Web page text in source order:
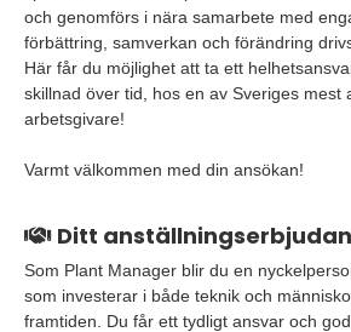
och genomförs i nära samarbete med
förbättring, samverkan och förändring
Här får du möjlighet att ta ett
skillnad över tid, hos en av Sveriges mest
arbetsgivare!
Varmt välkommen med din ansökan!
Ditt
Som Plant Manager blir du en
som investerar i både teknik och
framtiden. Du får ett tydligt ansvar och